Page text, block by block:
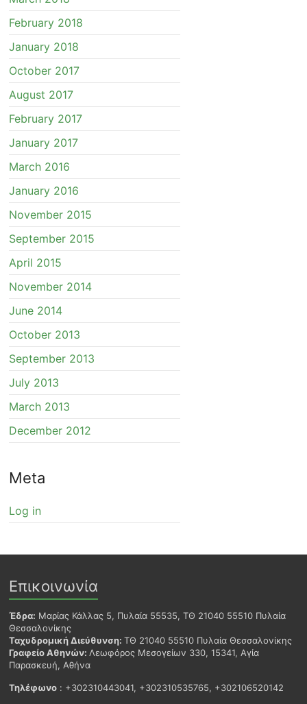
February 2018
January 2018
October 2017
August 2017
February 2017
January 2017
March 2016
January 2016
November 2015
September 2015
April 2015
November 2014
June 2014
October 2013
September 2013
July 2013
March 2013
December 2012
Meta
Log in
Επικοινωνία
Έδρα: Μαρίας Κάλλας 5, Πυλαία 55535, ΤΘ 21040 55510 Πυλαία
Θεσσαλονίκης
Ταχυδρομική Διεύθυνση:ΤΘ 21040 55510 Πυλαία Θεσσαλονίκης
Γραφείο Αθηνών: Λεωφόρος Μεσογείων 330, 15341, Αγία
Παρασκευή, Αθήνα
Τηλέφωνο : +302310443041, +302310535765, +302106520142